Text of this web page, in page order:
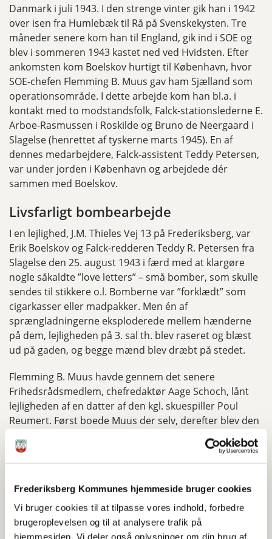
Frederiksberg Kommunes hjemmeside bruger cookies
Vi bruger cookies til at tilpasse vores indhold, forbedre
brugeroplevelsen og til at analysere trafik på
hjemmesiden. Vi deler også oplysninger om din brug af
Danmark i juli 1943. I den strenge vinter gik han i 1942
over isen fra Humlebæk til Rå på Svenskekysten. Tre
måneder senere kom han til England, gik ind i SOE og
blev i sommeren 1943 kastet ned ved Hvidsten. Efter
ankomsten kom Boelskov hurtigt til København, hvor
SOE-chefen Flemming B. Muus gav ham Sjælland som
operationsområde. I dette arbejde kom han bl.a. i
kontakt med to modstandsfolk, Falck-stationslederne E.
Arboe-Rasmussen i Roskilde og Bruno de Neergaard i
Slagelse (henrettet af tyskerne marts 1945). En af
dennes medarbejdere, Falck-assistent Teddy Petersen,
var under jorden i København og arbejdede dér
sammen med Boelskov.
Livsfarligt bombearbejde
I en lejlighed, J.M. Thieles Vej 13 på Frederiksberg, var
Erik Boelskov og Falck-redderen Teddy R. Petersen fra
Slagelse den 25. august 1943 i færd med at klargøre
nogle såkaldte ”love letters” – små bomber, som skulle
sendes til stikkere o.l. Bomberne var ”forklædt” som
cigarkasser eller madpakker. Men én af
sprængladningerne eksploderede mellem hænderne
på dem, lejligheden på 3. sal th. blev raseret og blæst
ud på gaden, og begge mænd blev dræbt på stedet.
Flemming B. Muus havde gennem det senere
Frihedsrådsmedlem, chefredaktør Aage Schoch, lånt
lejligheden af en datter af den kgl. skuespiller Poul
Reumert. Først boede Muus der selv, derefter blev den
brugt til indkvartering af faldskærmsfolk og til
opbevaring af sprængstof og andet sabotagemateriel.
eksplosionen. Boelskovs lig lå nede på gaden og lod sig
ikke identificere af Frederiksberg politi, som sammen
med brandvæsenet kom med udrykning.